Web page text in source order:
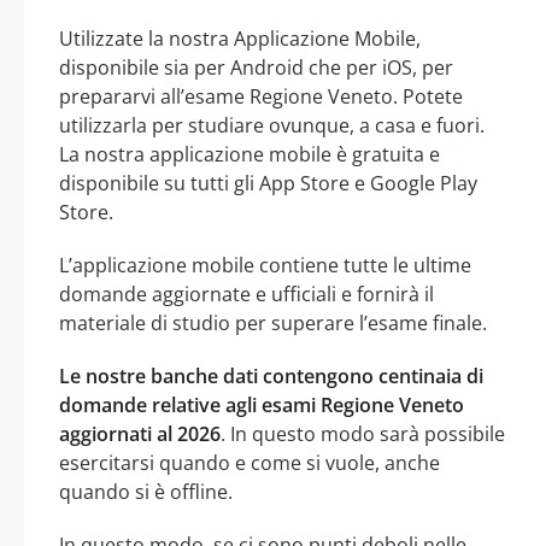
Utilizzate la nostra Applicazione Mobile,
disponibile sia per Android che per iOS, per
prepararvi all’esame Regione Veneto. Potete
utilizzarla per studiare ovunque, a casa e fuori.
La nostra applicazione mobile è gratuita e
disponibile su tutti gli App Store e Google Play
Store.
L’applicazione mobile contiene tutte le ultime
domande aggiornate e ufficiali e fornirà il
materiale di studio per superare l’esame finale.
Le nostre banche dati contengono centinaia di
domande relative agli esami Regione Veneto
aggiornati al 2026. In questo modo sarà possibile
esercitarsi quando e come si vuole, anche
quando si è offline.